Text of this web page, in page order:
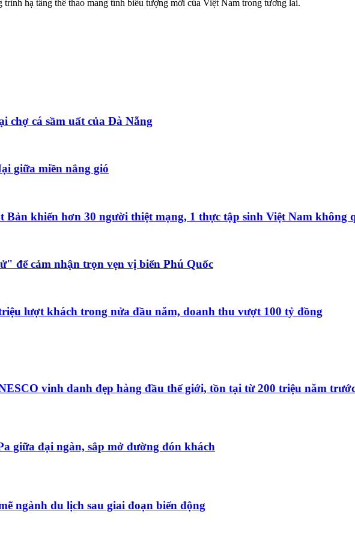
hạ tầng thể thao mang tính biểu tượng mới của Việt Nam trong tương lai.
chợ cá sầm uất của Đà Nẵng
giữa miền nắng gió
khiến hơn 30 người thiệt mạng, 1 thực tập sinh Việt Nam không
để cảm nhận trọn vẹn vị biển Phú Quốc
lượt khách trong nửa đầu năm, doanh thu vượt 100 tỷ đồng
vinh danh đẹp hàng đầu thế giới, tồn tại từ 200 triệu năm
giữa đại ngàn, sắp mở đường đón khách
ngành du lịch sau giai đoạn biến động